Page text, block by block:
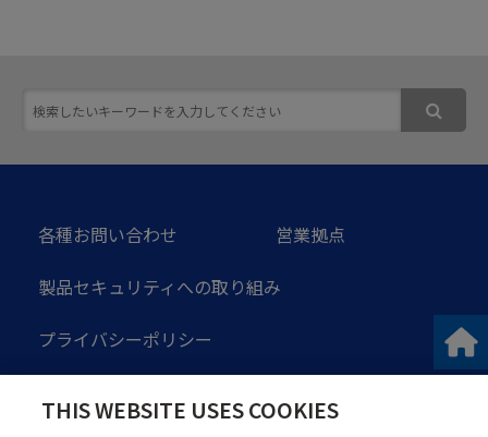
スマート加工セルコントローラ
各種お問い合わせ
営業拠点
製品セキュリティへの取り組み
プライバシーポリシー
THIS WEBSITE USES COOKIES